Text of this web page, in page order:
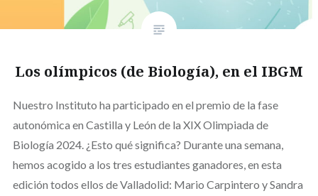
Los olímpicos (de Biología), en el IBGM
Nuestro Instituto ha participado en el premio de la fase
autonómica en Castilla y León de la XIX Olimpiada de
Biología 2024. ¿Esto qué significa? Durante una semana,
hemos acogido a los tres estudiantes ganadores, en esta
edición todos ellos de Valladolid: Mario Carpintero y Sandra